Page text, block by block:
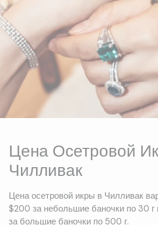
Цена Осетровой
Чилливак
Цена осетровой икры в Чилливак
$200 за небольшие баночки по 30
за большие баночки по 500 г.